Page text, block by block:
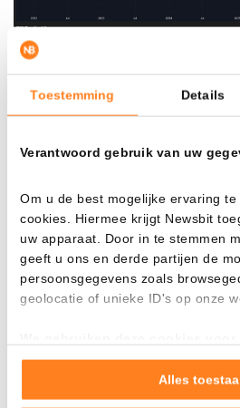
Toestemming Details
Verantwoord gebruik van uw
Om u de best mogelijke ervaring
cookies. Hiermee krijgt Newsbit
uw apparaat. Door in te stemmen
geeft u ons en derde partijen de
persoonsgegevens zoals
geolocatie of unieke ID's op onze
Goed laten functioneren van
Verzamelen van
Tonen en meten van relevante
Alles
El gráfico semanal de Ethereum. –
Si al final todo sale mal, la línea
objetivo lógico para un suelo
podemos seguir esperando que el
de principios de febrero se
Ethereum supera a Bitcoin en
Bitcoin(BTC) no puede competir
Y esto es notable, ya que
terreno frente a Bitcoin desde el
refleja en el gráfico descendente de